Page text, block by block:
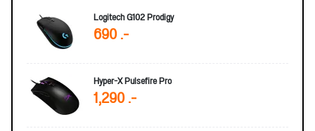
Logitech G102 Prodigy
690 .-
Hyper-X Pulsefire Pro
1,290 .-